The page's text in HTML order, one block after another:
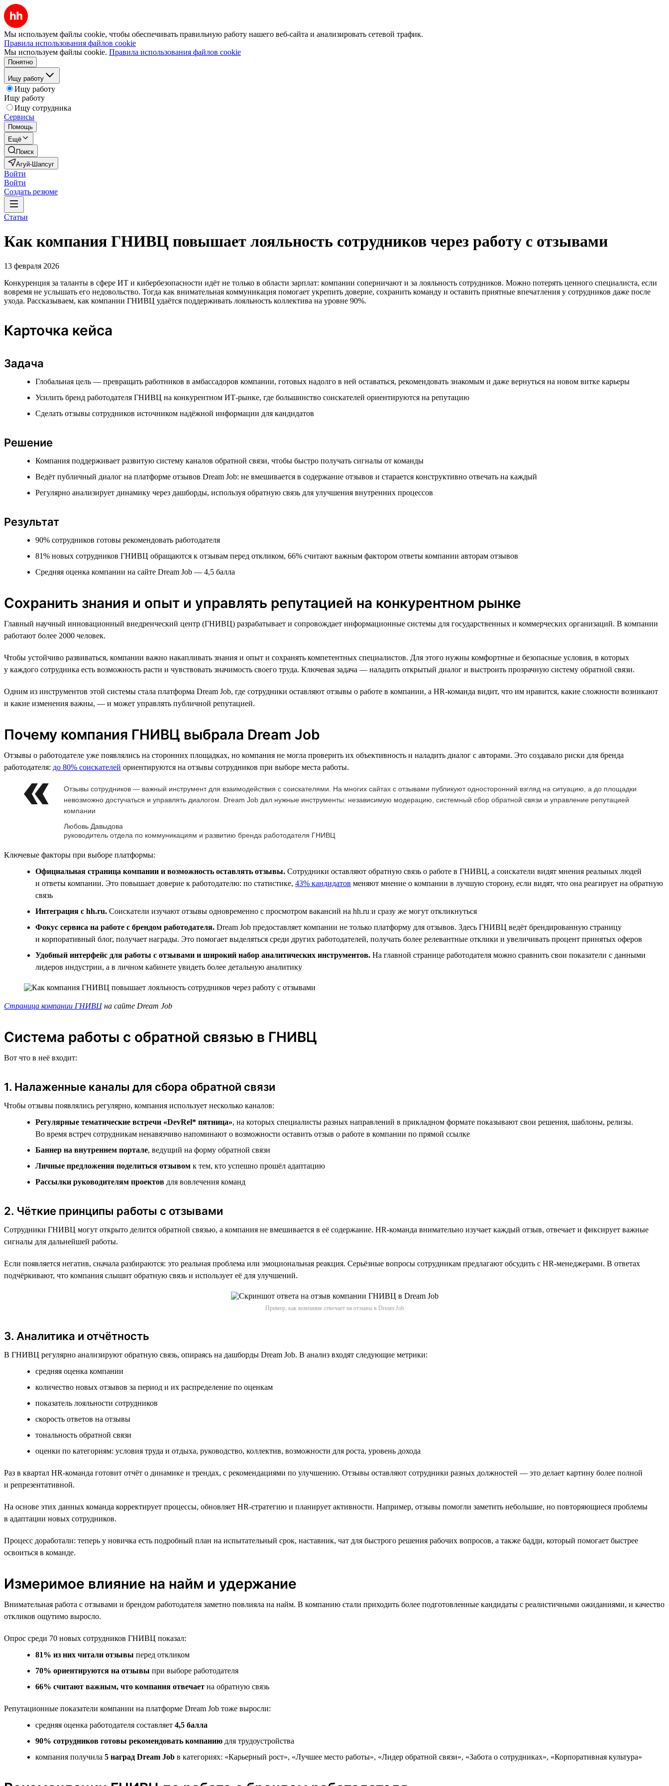
Мы используем файлы cookie, чтобы обеспечивать правильную работу нашего веб-сайта и анализировать сетевой трафик.
Правила использования файлов cookie
Мы используем файлы cookie. Правила использования файлов cookie
Понятно
Ищу работу
Ищу работу
Ищу работу
Ищу сотрудника
Сервисы
Помощь
Ещё
Поиск
Агуй-Шапсуг
Войти
Войти
Создать резюме
Статьи
Как компания ГНИВЦ повышает лояльность сотрудников через работу с отзывами
13 февраля 2026
Конкуренция за таланты в сфере ИТ и кибербезопасности идёт не только в области зарплат: компании соперничают и за лояльность сотрудников. Можно потерять ценного специалиста, если
вовремя не услышать его недовольство. Тогда как внимательная коммуникация помогает укрепить доверие, сохранить команду и оставить приятные впечатления у сотрудников даже после
ухода. Рассказываем, как компании ГНИВЦ удаётся поддерживать лояльность коллектива на уровне 90%.
Карточка кейса
Задача
Глобальная цель — превращать работников в амбассадоров компании, готовых надолго в ней оставаться, рекомендовать знакомым и даже вернуться на новом витке карьеры
Усилить бренд работодателя ГНИВЦ на конкурентном ИТ-рынке, где большинство соискателей ориентируются на репутацию
Сделать отзывы сотрудников источником надёжной информации для кандидатов
Решение
Компания поддерживает развитую систему каналов обратной связи, чтобы быстро получать сигналы от команды
Ведёт публичный диалог на платформе отзывов Dream Job: не вмешивается в содержание отзывов и старается конструктивно отвечать на каждый
Регулярно анализирует динамику через дашборды, используя обратную связь для улучшения внутренних процессов
Результат
90% сотрудников готовы рекомендовать работодателя
81% новых сотрудников ГНИВЦ обращаются к отзывам перед откликом, 66% считают важным фактором ответы компании авторам отзывов
Средняя оценка компании на сайте Dream Job — 4,5 балла
Сохранить знания и опыт и управлять репутацией на конкурентном рынке
Главный научный инновационный внедренческий центр (ГНИВЦ) разрабатывает и сопровождает информационные системы для государственных и коммерческих организаций. В компании
работают более 2000 человек.
Чтобы устойчиво развиваться, компании важно накапливать знания и опыт и сохранять компетентных специалистов. Для этого нужны комфортные и безопасные условия, в которых
у каждого сотрудника есть возможность расти и чувствовать значимость своего труда. Ключевая задача — наладить открытый диалог и выстроить прозрачную систему обратной связи.
Одним из инструментов этой системы стала платформа Dream Job, где сотрудники оставляют отзывы о работе в компании, а HR-команда видит, что им нравится, какие сложности возникают
и какие изменения важны, — и может управлять публичной репутацией.
Почему компания ГНИВЦ выбрала Dream Job
Отзывы о работодателе уже появлялись на сторонних площадках, но компания не могла проверить их объективность и наладить диалог с авторами. Это создавало риски для бренда
работодателя: до 80% соискателей ориентируются на отзывы сотрудников при выборе места работы.
Отзывы сотрудников — важный инструмент для взаимодействия с соискателями. На многих сайтах с отзывами публикуют односторонний взгляд на ситуацию, а до площадки
невозможно достучаться и управлять диалогом. Dream Job дал нужные инструменты: независимую модерацию, системный сбор обратной связи и управление репутацией
компании
Любовь Давыдова
руководитель отдела по коммуникациям и развитию бренда работодателя ГНИВЦ
Ключевые факторы при выборе платформы:
Официальная страница компании и возможность оставлять отзывы. Сотрудники оставляют обратную связь о работе в ГНИВЦ, а соискатели видят мнения реальных людей
и ответы компании. Это повышает доверие к работодателю: по статистике, 43% кандидатов меняют мнение о компании в лучшую сторону, если видят, что она реагирует на обратную
связь
Интеграция с hh.ru. Соискатели изучают отзывы одновременно с просмотром вакансий на hh.ru и сразу же могут откликнуться
Фокус сервиса на работе с брендом работодателя. Dream Job предоставляет компании не только платформу для отзывов. Здесь ГНИВЦ ведёт брендированную страницу
и корпоративный блог, получает награды. Это помогает выделяться среди других работодателей, получать более релевантные отклики и увеличивать процент принятых оферов
Удобный интерфейс для работы с отзывами и широкий набор аналитических инструментов. На главной странице работодателя можно сравнить свои показатели с данными
лидеров индустрии, а в личном кабинете увидеть более детальную аналитику
Страница компании ГНИВЦна сайте Dream Job
Система работы с обратной связью в ГНИВЦ
Вот что в неё входит:
1. Налаженные каналы для сбора обратной связи
Чтобы отзывы появлялись регулярно, компания использует несколько каналов:
Регулярные тематические встречи «DevRel* пятница», на которых специалисты разных направлений в прикладном формате показывают свои решения, шаблоны, релизы.
Во время встреч сотрудникам ненавязчиво напоминают о возможности оставить отзыв о работе в компании по прямой ссылке
Баннер на внутреннем портале, ведущий на форму обратной связи
Личные предложения поделиться отзывом к тем, кто успешно прошёл адаптацию
Рассылки руководителям проектов для вовлечения команд
2. Чёткие принципы работы с отзывами
Сотрудники ГНИВЦ могут открыто делится обратной связью, а компания не вмешивается в её содержание. HR-команда внимательно изучает каждый отзыв, отвечает и фиксирует важные
сигналы для дальнейшей работы.
Если появляется негатив, сначала разбираются: это реальная проблема или эмоциональная реакция. Серьёзные вопросы сотрудникам предлагают обсудить с HR-менеджерами. В ответах
подчёркивают, что компания слышит обратную связь и использует её для улучшений.
Пример, как компания отвечает на отзывы в Dream Job
3. Аналитика и отчётность
В ГНИВЦ регулярно анализируют обратную связь, опираясь на дашборды Dream Job. В анализ входят следующие метрики:
cредняя оценка компании
количество новых отзывов за период и их распределение по оценкам
показатель лояльности сотрудников
cкорость ответов на отзывы
тональность обратной связи
оценки по категориям: условия труда и отдыха, руководство, коллектив, возможности для роста, уровень дохода
Раз в квартал HR-команда готовит отчёт о динамике и трендах, с рекомендациями по улучшению. Отзывы оставляют сотрудники разных должностей — это делает картину более полной
и репрезентативной.
На основе этих данных команда корректирует процессы, обновляет HR-стратегию и планирует активности. Например, отзывы помогли заметить небольшие, но повторяющиеся проблемы
в адаптации новых сотрудников.
Процесс доработали: теперь у новичка есть подробный план на испытательный срок, наставник, чат для быстрого решения рабочих вопросов, а также бадди, который помогает быстрее
освоиться в команде.
Измеримое влияние на найм и удержание
Внимательная работа с отзывами и брендом работодателя заметно повлияла на найм. В компанию стали приходить более подготовленные кандидаты с реалистичными ожиданиями, и качество
откликов ощутимо выросло.
Опрос среди 70 новых сотрудников ГНИВЦ показал:
81% из них читали отзывы перед откликом
70% ориентируются на отзывы при выборе работодателя
66% считают важным, что компания отвечает на обратную связь
Репутационные показатели компании на платформе Dream Job тоже выросли:
средняя оценка работодателя составляет 4,5 балла
90% сотрудников готовы рекомендовать компанию для трудоустройства
компания получила 5 наград Dream Job в категориях: «Карьерный рост», «Лучшее место работы», «Лидер обратной связи», «Забота о сотрудниках», «Корпоративная культура»